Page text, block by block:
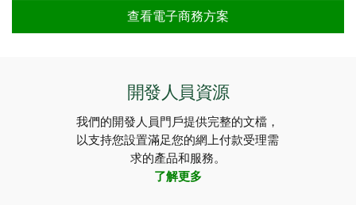
查看電子商務方案
開發人員資源
我們的開發人員門戶提供完整的文檔，
以支持您設置滿足您的網上付款受理需
求的產品和服務。
了解更多